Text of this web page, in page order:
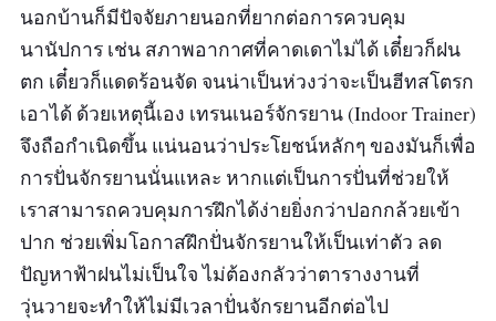
นอกบ้านก็มีปัจจัยภายนอกที่ยากต่อการควบคุม
นานัปการ เช่น สภาพอากาศที่คาดเดาไม่ได้ เดี๋ยวก็ฝน
ตก เดี๋ยวก็แดดร้อนจัด จนน่าเป็นห่วงว่าจะเป็นฮีทสโตรก
เอาได้ ด้วยเหตุนี้เอง เทรนเนอร์จักรยาน (Indoor Trainer)
จึงถือกำเนิดขึ้น แน่นอนว่าประโยชน์หลักๆ ของมันก็เพื่อ
การปั่นจักรยานนั่นแหละ หากแต่เป็นการปั่นที่ช่วยให้
เราสามารถควบคุมการฝึกได้ง่ายยิ่งกว่าปอกกล้วยเข้า
ปาก ช่วยเพิ่มโอกาสฝึกปั่นจักรยานให้เป็นเท่าตัว ลด
ปัญหาฟ้าฝนไม่เป็นใจ ไม่ต้องกลัวว่าตารางงานที่
วุ่นวายจะทำให้ไม่มีเวลาปั่นจักรยานอีกต่อไป